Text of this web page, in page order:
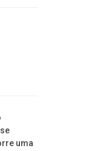
uma